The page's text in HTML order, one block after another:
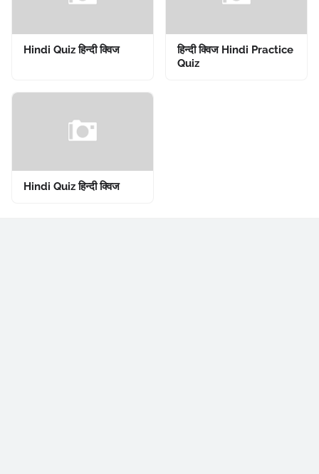
Hindi Quiz हिन्दी क्विज
हिन्दी क्विज Hindi Practice
Quiz
Hindi Quiz हिन्दी क्विज